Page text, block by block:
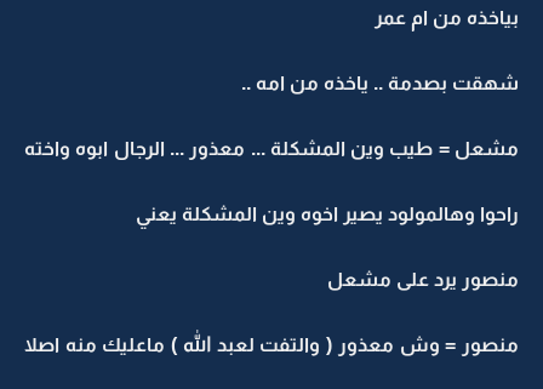
بياخذه من ام عمر
شهقت بصدمة .. ياخذه من امه ..
مشعل = طيب وين المشكلة ... معذور ... الرجال ابوه واخته
راحوا وهالمولود يصير اخوه وين المشكلة يعني
منصور يرد على مشعل
منصور = وش معذور ( والتفت لعبد الله ) ماعليك منه اصلا